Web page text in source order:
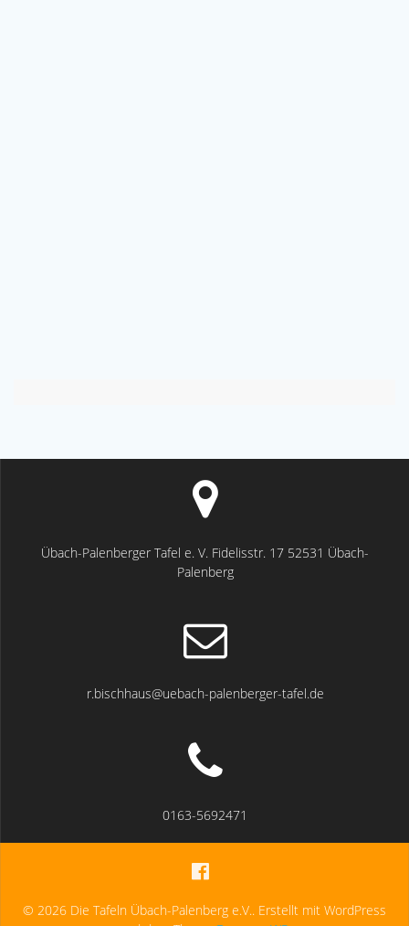
Übach-Palenberger Tafel e. V. Fidelisstr. 17 52531 Übach-
Palenberg
r.bischhaus@uebach-palenberger-tafel.de
0163-5692471
© 2026 Die Tafeln Übach-Palenberg e.V.. Erstellt mit WordPress